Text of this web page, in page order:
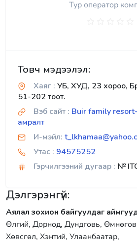
Тур оператор
Товч мэдээлэл:
Хаяг : УБ, ХУД, 23 хороо,
51-202 тоот.
Вэб сайт : Buir family resort-
амралт
И-мэйл:
Утас : 94575252
Гэрчилгээний дугаар : №
Дэлгэрэнгүй:
Аялал зохион байгуулдаг
Өлгий, Дорнод, Дундговь,
Хөвсгөл, Хэнтий, Улаанбаатар,